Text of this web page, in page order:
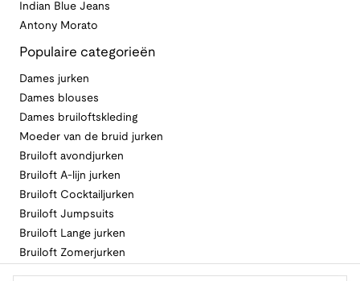
Indian Blue Jeans
Antony Morato
Populaire categorieën
Dames jurken
Dames blouses
Dames bruiloftskleding
Moeder van de bruid jurken
Bruiloft avondjurken
Bruiloft A-lijn jurken
Bruiloft Cocktailjurken
Bruiloft Jumpsuits
Bruiloft Lange jurken
Bruiloft Zomerjurken